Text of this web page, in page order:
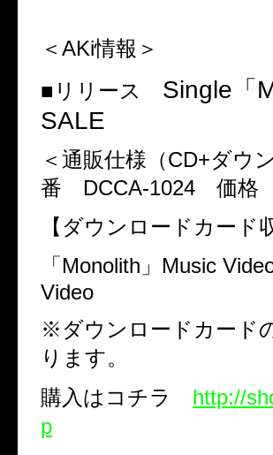
＜ AKi情報＞
■リリース Single 「
SALE
＜通販仕様（CD+ダウ
番 DCCA-1024 価格
【ダウンロードカード
「 Monolith 」 Music
Video
※ダウンロードカード
ります。
購入はコチラ http://
p